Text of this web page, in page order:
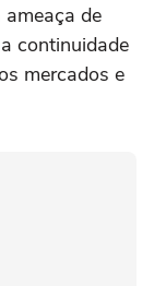
de
continuidade
mercados e